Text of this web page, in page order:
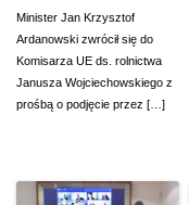
Minister Jan Krzysztof
Ardanowski zwrócił się do
Komisarza UE ds. rolnictwa
Janusza Wojciechowskiego z
prośbą o podjęcie przez […]